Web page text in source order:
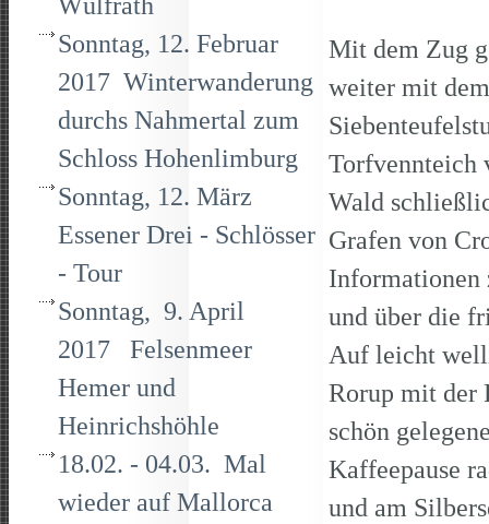
Sonntag, 12. Februar
2017 Winterwanderung
durchs Nahmertal zum
Schloss Hohenlimburg
Sonntag, 12. März
Essener Drei - Schlösser
- Tour
Sonntag, 9. April
2017 Felsenmeer
Hemer und
Heinrichshöhle
18.02. - 04.03. Mal
wieder auf Mallorca
Mit dem Zug
weiter mit
Torfvennteich
Wald
Grafen von
Informationen
und über die
Auf leicht
Rorup mit der
schön
Kaffeepause
und am